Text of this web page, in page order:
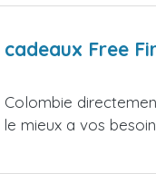
Free
mieux a vos